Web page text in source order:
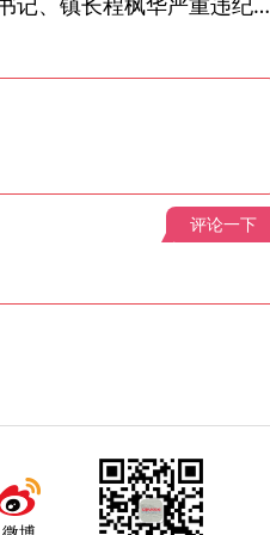
评论一下